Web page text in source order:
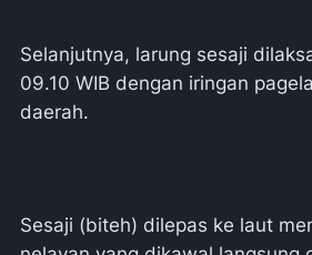
Selanjutnya, larung sesaji
09.10 WIB dengan iringan
daerah.
Sesaji (biteh) dilepas ke laut